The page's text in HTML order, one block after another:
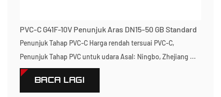
PVC-C G41F-10V Penunjuk Aras DN15-50 GB Standard
Penunjuk Tahap PVC-C Harga rendah tersuai PVC-C,
Penunjuk Tahap PVC untuk udara Asal: Ningbo, Zhejiang ...
BACA LAGI